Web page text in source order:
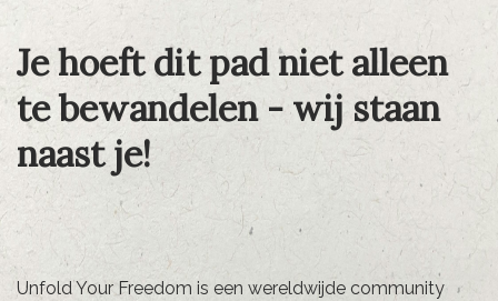
Je hoeft dit pad niet alleen
te bewandelen - wij staan
naast je!
Unfold Your Freedom is een wereldwijde community